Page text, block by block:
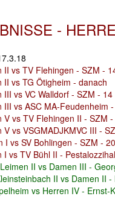
-
vs TV Flehingen - SZM -
vs TG Ötigheim - danach
vs VC Walldorf - SZM - 14
vs ASC MA-Feudenheim
vs TV Flehingen II - SZM
vs VSGMADJKMVC III -
I vs SV Bohlingen - SZM -
vs TV Bühl II -
II vs Damen III -
II vs Damen II
vs Herren IV - Ernst-